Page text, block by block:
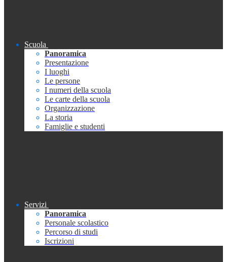
Scuola
Panoramica
Presentazione
I luoghi
Le persone
I numeri della scuola
Le carte della scuola
Organizzazione
La storia
Famiglie e studenti
Servizi
Panoramica
Personale scolastico
Percorso di studi
Iscrizioni